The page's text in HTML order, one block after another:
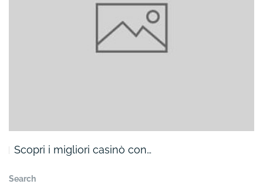
Scopri i migliori casinò con…
Search